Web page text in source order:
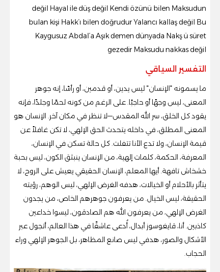
değil Hayal ile düş değil Kendi özünü bilen Maksudun
bulan kişi Hakk’ı bilen doğrudur Yalancı kallaş değil Bu
Kaygusuz Abdal’a Aşık demen dünyada Nakş ü süret
gezedir Maksudu nakkas değil
التفسير السياقي
ما يسمونه "الإنسان" ليس يدين، أو قدمين، أو رأسًا، إنه جوهر
المعنى، ليس وجهًا أو حاجبًا. على الرغم من كونه لحمًا وجلدًا، فإنه
يقود كل الخلق، سر الله المقدس—لا تنظر في مكان آخر. الإنسان هو
المعنى المطلق، في داخله يتحدث الحق الإلهي، لا تكن غافلاً عن
قيمة الإنسان، ولا تدع الأنا تتفلت. كل حالة تسكن في الإنسان،
المعرفة، الحكمة، كلمات إلهية، من الإنسان ينبثق الكون، ليس بحبة
خشخاش تافهة. أيها المعلم، الإنسان الحقيقي يعيش على الروح، لا
يتأثر بالأحلام أو الخيالات، هدفه الغرض الإلهي، ليس الوهم، رؤيته
الحقيقة، ليس الخيال. من يعرفون جوهرهم الخاص، من يجدون
الغرض الإلهي، من يعرفون الله هم الصادقون، ليسوا خداعين
كاذبين. أنا، قايغوسوز أبدال، أُدعى عاشقًا في هذا العالم، أتجول عبر
الأشكال والصور، هدفي ليس صانع المظاهر، بل الجوهر الإلهي وراء
الحجاب.